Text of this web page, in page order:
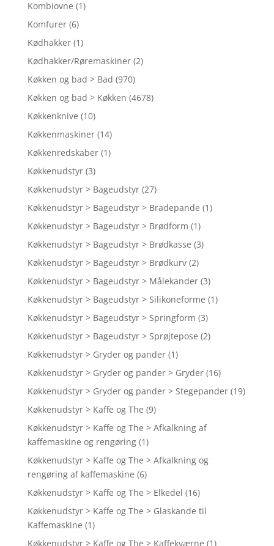
Kombiovne (1)
Komfurer (6)
Kødhakker (1)
Kødhakker/Røremaskiner (2)
Køkken og bad > Bad (970)
Køkken og bad > Køkken (4678)
Køkkenknive (10)
Køkkenmaskiner (14)
Køkkenredskaber (1)
Køkkenudstyr (3)
Køkkenudstyr > Bageudstyr (27)
Køkkenudstyr > Bageudstyr > Bradepande (1)
Køkkenudstyr > Bageudstyr > Brødform (1)
Køkkenudstyr > Bageudstyr > Brødkasse (3)
Køkkenudstyr > Bageudstyr > Brødkurv (2)
Køkkenudstyr > Bageudstyr > Målekander (3)
Køkkenudstyr > Bageudstyr > Silikoneforme (1)
Køkkenudstyr > Bageudstyr > Springform (3)
Køkkenudstyr > Bageudstyr > Sprøjtepose (2)
Køkkenudstyr > Gryder og pander (1)
Køkkenudstyr > Gryder og pander > Gryder (16)
Køkkenudstyr > Gryder og pander > Stegepander (19)
Køkkenudstyr > Kaffe og The (9)
Køkkenudstyr > Kaffe og The > Afkalkning af
kaffemaskine og rengøring (1)
Køkkenudstyr > Kaffe og The > Afkalkning og
rengøring af kaffemaskine (6)
Køkkenudstyr > Kaffe og The > Elkedel (16)
Køkkenudstyr > Kaffe og The > Glaskande til
Kaffemaskine (1)
Køkkenudstyr > Kaffe og The > Kaffekværne (1)